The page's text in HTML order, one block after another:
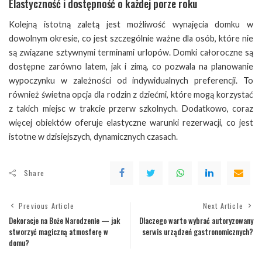
Elastyczność i dostępność o każdej porze roku
Kolejną istotną zaletą jest możliwość wynajęcia domku w
dowolnym okresie, co jest szczególnie ważne dla osób, które nie
są związane sztywnymi terminami urlopów. Domki całoroczne są
dostępne zarówno latem, jak i zimą, co pozwala na planowanie
wypoczynku w zależności od indywidualnych preferencji. To
również świetna opcja dla rodzin z dziećmi, które mogą korzystać
z takich miejsc w trakcie przerw szkolnych. Dodatkowo, coraz
więcej obiektów oferuje elastyczne warunki rezerwacji, co jest
istotne w dzisiejszych, dynamicznych czasach.
Share
Previous Article
Dekoracje na Boże Narodzenie — jak
stworzyć magiczną atmosferę w
domu?
Next Article
Dlaczego warto wybrać autoryzowany
serwis urządzeń gastronomicznych?